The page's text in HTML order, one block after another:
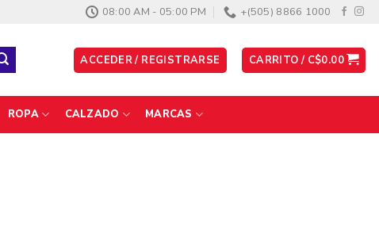
08:00 AM - 05:00 PM +(505) 8866 1000
ACCEDER / REGISTRARSE CARRITO / C$0.00
ROPA CALZADO MARCAS